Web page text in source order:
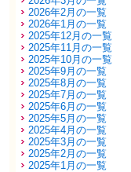
2026年2月の一覧
2026年1月の一覧
2025年12月の一覧
2025年11月の一覧
2025年10月の一覧
2025年9月の一覧
2025年8月の一覧
2025年7月の一覧
2025年6月の一覧
2025年5月の一覧
2025年4月の一覧
2025年3月の一覧
2025年2月の一覧
2025年1月の一覧